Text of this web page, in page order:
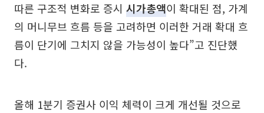
따른 구조적 변화로 증시 시가총액이 확대된 점, 가계
의 머니무브 흐름 등을 고려하면 이러한 거래 확대 흐
름이 단기에 그치지 않을 가능성이 높다”고 진단했
다.
올해 1분기 증권사 이익 체력이 크게 개선될 것으로